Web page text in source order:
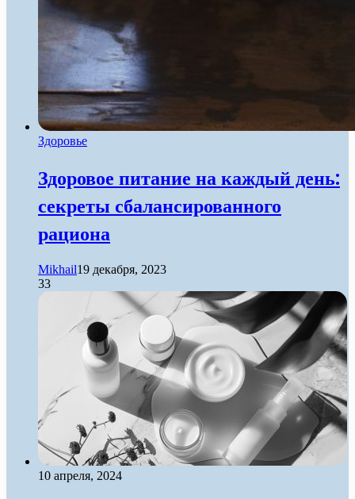
Здоровье
Здоровое питание на каждый день:
секреты сбалансированного
рациона
Mikhail19 декабря, 2023
33
10 апреля, 2024